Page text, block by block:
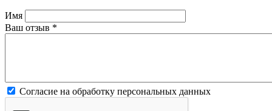
Имя
Ваш отзыв *
Согласие на обработку персональных данных